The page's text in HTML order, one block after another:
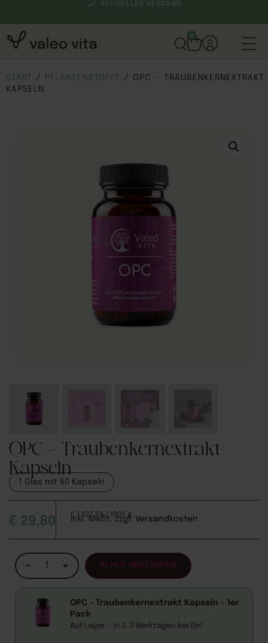
SCHNELLER VERSAND
0
START / PFLANZENSTOFFE
/ OPC – TRAUBENKERNEXTRAKT
KAPSELN
OPC – Traubenkernextrakt
Kapseln
1 Glas mit 60 Kapseln
€ 29,80 € 1.027,59/ 1000 g
inkl. MwSt. zzgl. Versandkosten
− + IN DEN WARENKORB
OPC - Traubenkernextrakt Kapseln - 1er
Pack
Auf Lager – In 2-3 Werktagen bei Dir!